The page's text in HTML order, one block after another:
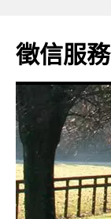
徵信服務